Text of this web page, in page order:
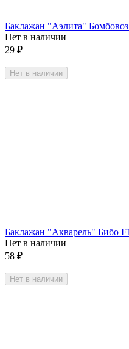
Баклажан "Аэлита"
Нет в наличии
29 ₽
Нет в наличии
Баклажан "Акварель" Бибо
Нет в наличии
58 ₽
Нет в наличии